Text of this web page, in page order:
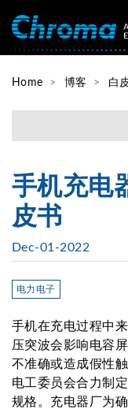
Home 博客 白
手机充电
皮书
Dec-01-2022
电力电子
手机在充电过程中
压突波会影响电容
不准确或造成假性
电工委员会合力制
规格。充电器厂为